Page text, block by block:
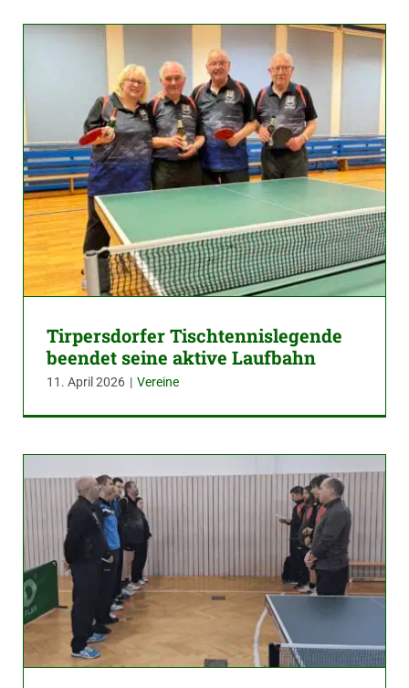
Tirpersdorfer Tischtennislegende
beendet seine aktive Laufbahn
11. April 2026 | Vereine